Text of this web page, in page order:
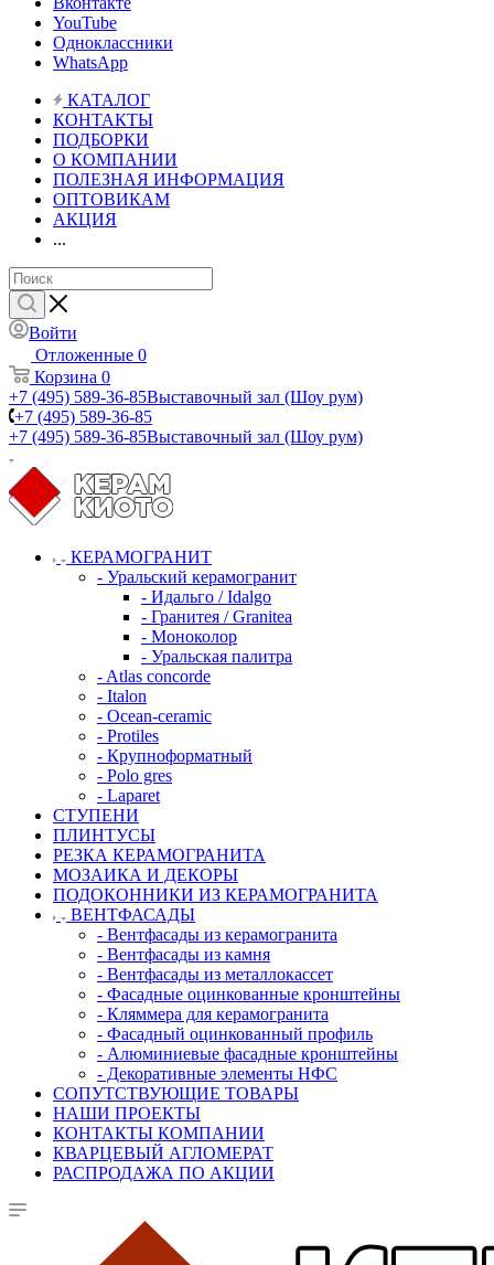
YouTube
Одноклассники
WhatsApp
КАТАЛОГ
КОНТАКТЫ
ПОДБОРКИ
О КОМПАНИИ
ПОЛЕЗНАЯ ИНФОРМАЦИЯ
ОПТОВИКАМ
АКЦИЯ
...
Войти
Отложенные 0
Корзина 0
+7 (495) 589-36-85Выставочный зал (Шоу рум)
+7 (495) 589-36-85
+7 (495) 589-36-85Выставочный зал (Шоу рум)
КЕРАМОГРАНИТ
- Уральский керамогранит
- Идальго / Idalgo
- Гранитея / Granitea
- Моноколор
- Уральская палитра
- Atlas concorde
- Italon
- Ocean-ceramic
- Protiles
- Крупноформатный
- Polo gres
- Laparet
СТУПЕНИ
ПЛИНТУСЫ
РЕЗКА КЕРАМОГРАНИТА
МОЗАИКА И ДЕКОРЫ
ПОДОКОННИКИ ИЗ КЕРАМОГРАНИТА
ВЕНТФАСАДЫ
- Вентфасады из керамогранита
- Вентфасады из камня
- Вентфасады из металлокассет
- Фасадные оцинкованные кронштейны
- Кляммера для керамогранита
- Фасадный оцинкованный профиль
- Алюминиевые фасадные кронштейны
- Декоративные элементы НФС
СОПУТСТВУЮЩИЕ ТОВАРЫ
НАШИ ПРОЕКТЫ
КОНТАКТЫ КОМПАНИИ
КВАРЦЕВЫЙ АГЛОМЕРАТ
РАСПРОДАЖА ПО АКЦИИ